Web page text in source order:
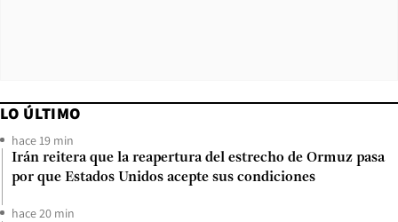
LO ÚLTIMO
hace 19 min
Irán reitera que la reapertura del estrecho de Ormuz pasa
por que Estados Unidos acepte sus condiciones
hace 20 min